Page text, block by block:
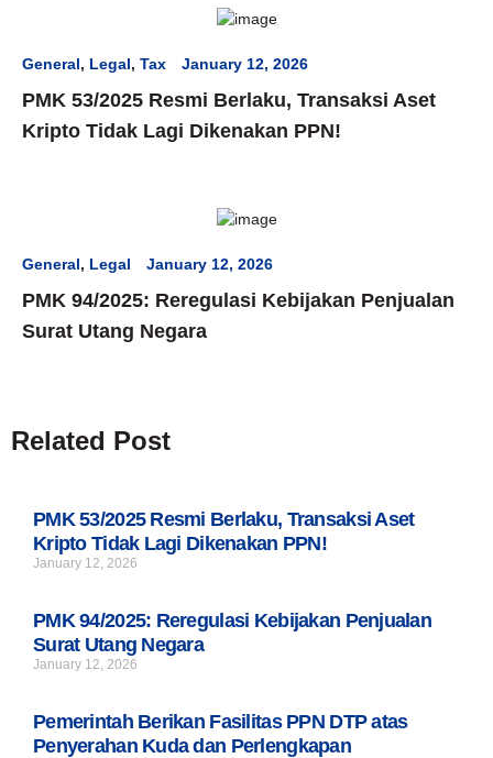
General, Legal, Tax January 12, 2026
PMK 53/2025 Resmi Berlaku, Transaksi Aset
Kripto Tidak Lagi Dikenakan PPN!
General, Legal January 12, 2026
PMK 94/2025: Reregulasi Kebijakan Penjualan
Surat Utang Negara
Related Post
PMK 53/2025 Resmi Berlaku, Transaksi Aset
Kripto Tidak Lagi Dikenakan PPN!
January 12, 2026
PMK 94/2025: Reregulasi Kebijakan Penjualan
Surat Utang Negara
January 12, 2026
Pemerintah Berikan Fasilitas PPN DTP atas
Penyerahan Kuda dan Perlengkapan